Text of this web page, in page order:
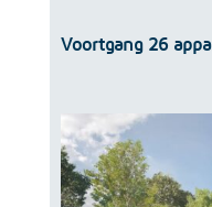
Voortgang 26